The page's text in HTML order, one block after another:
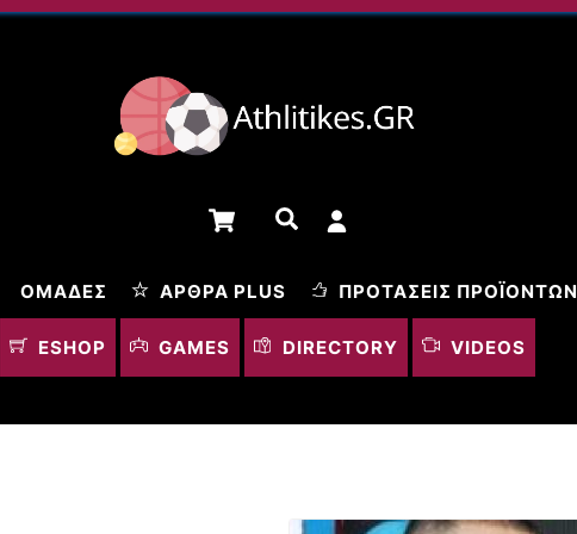
Cart Αναζήτηση
ΟΜΆΔΕΣ ΆΡΘΡΑ PLUS ΠΡΟΤΆΣΕΙΣ ΠΡΟΪΌΝΤΩΝ
ESHOP GAMES DIRECTORY VIDEOS